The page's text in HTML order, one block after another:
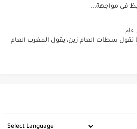
في مواجهة...
عام
تقول سطات العام زين، يقول المغرب العام